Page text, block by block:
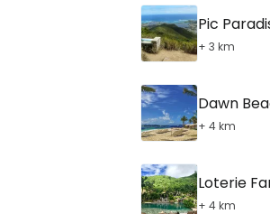
Pic
+ 3 km
Dawn
+ 4 km
Loterie
+ 4 km